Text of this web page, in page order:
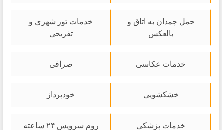
حمل چمدان به اتاق و
بالعکس
خدمات تور شهری و
تفریحی
خدمات عکاسی صرافی
خشکشویی خودپرداز
خدمات پزشکی روم سرویس ۲۴ ساعته